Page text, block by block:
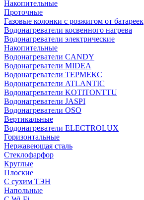
Накопительные
Проточные
Газовые колонки с розжигом от батареек
Водонагреватели косвенного нагрева
Водонагреватели электрические
Накопительные
Водонагреватели CANDY
Водонагреватели MIDEA
Водонагреватели ТЕРМЕКС
Водонагреватели ATLANTIC
Водонагреватели KOTITONTTU
Водонагреватели JASPI
Водонагреватели OSO
Вертикальные
Водонагреватели ELECTROLUX
Горизонтальные
Нержавеющая сталь
Стеклофарфор
Круглые
Плоские
С сухим ТЭН
Напольные